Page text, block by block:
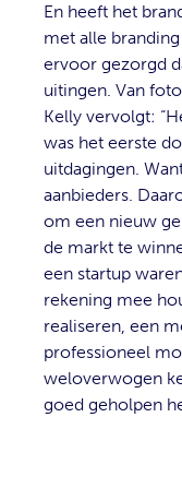
En heeft het
met alle
ervoor gezorgd
uitingen. Van
Kelly vervolgt:
was het eerste
uitdagingen.
aanbieders.
om een nieuw
de markt te
een startup
rekening mee
realiseren, een
professioneel
weloverwogen
goed geholpen